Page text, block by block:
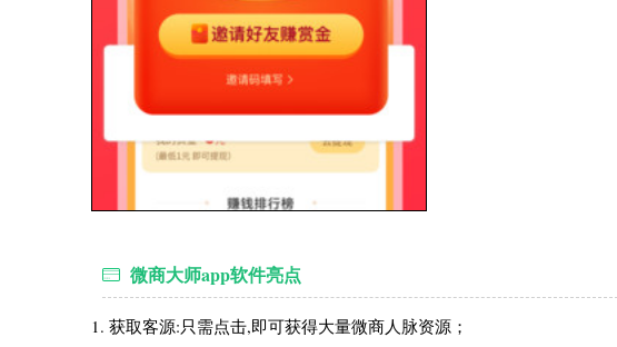
微商大师app软件亮点
1. 获取客源:只需点击,即可获得大量微商人脉资源；